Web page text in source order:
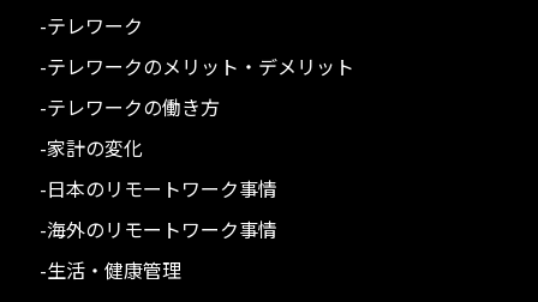
-テレワーク
-テレワークのメリット・デメリット
-テレワークの働き方
-家計の変化
-日本のリモートワーク事情
-海外のリモートワーク事情
-生活・健康管理